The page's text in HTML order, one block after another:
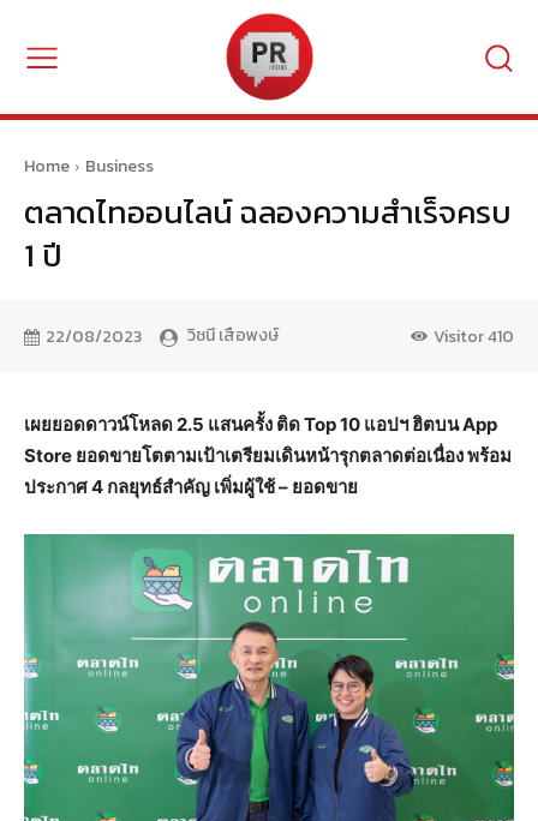
Home Business
ตลาดไทออนไลน์ ฉลองความสำเร็จครบ
1 ปี
22/08/2023 วิชนี เสือพงษ์ Visitor410
เผยยอดดาวน์โหลด 2.5 แสนครั้ง ติด Top 10 แอปฯ ฮิตบน App
Store ยอดขายโตตามเป้าเตรียมเดินหน้ารุกตลาดต่อเนื่อง พร้อม
ประกาศ 4 กลยุทธ์สำคัญ เพิ่มผู้ใช้ – ยอดขาย